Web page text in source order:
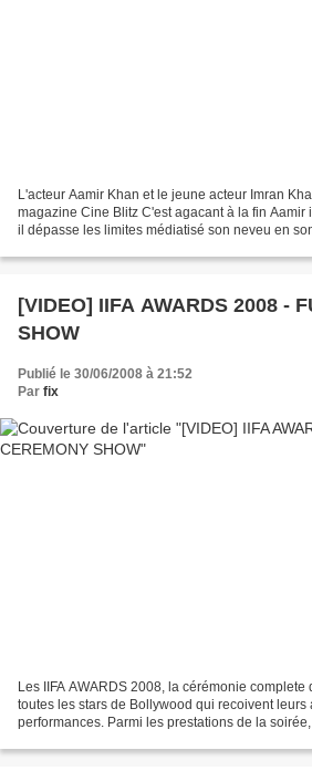
L'acteur Aamir Khan et le jeune acteur Imran
magazine Cine Blitz C'est agacant à la fin Aamir
il dépasse les limites médiatisé son neveu en
[VIDEO] IIFA AWARDS 2008 -
SHOW
Publié le 30/06/2008 à 21:52
Par fix
Les IIFA AWARDS 2008, la cérémonie
toutes les stars de Bollywood qui recoivent leurs
performances. Parmi les prestations de la